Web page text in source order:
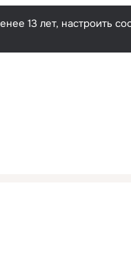
13 лет, настроить